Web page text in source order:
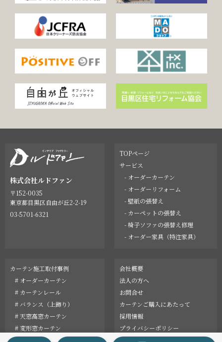
株式会社ルドファン
〒152-0035
東京都目黒区自由が丘2-2-19
03-5701-6321
TOPページ
サービス
- オーダーカーテン
- オーダーリフォーム
- 壁紙の張替え
- カーペットの張替え
- 椅子ソファの張替え修理
- オーダー家具（特注家具）
カーテン施工取付事例
# オーダーカーテン
# カーテンレール
# バランス（上飾り）
# 天窓高窓カーテン
# 変形窓カーテン
オーダーリフォーム事例
会社概要
法人の方へ
お問合せ
カーテンご購入にあたって
採用情報
プライバシーポリシー
English